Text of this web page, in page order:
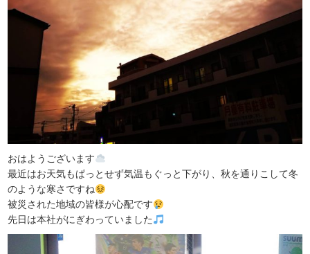
おはようございます
最近はお天気もぱっとせず気温もぐっと下がり、秋を通りこして冬
のような寒さですね
被災された地域の皆様が心配です
先日は本社がにぎわっていました